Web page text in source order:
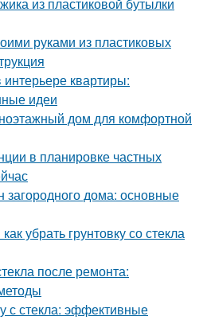
из пластиковой бутылки
руками из пластиковых
квартиры:
идеи
дом для комфортной
в планировке частных
дома: основные
убрать грунтовку со стекла
после ремонта:
с стекла: эффективные